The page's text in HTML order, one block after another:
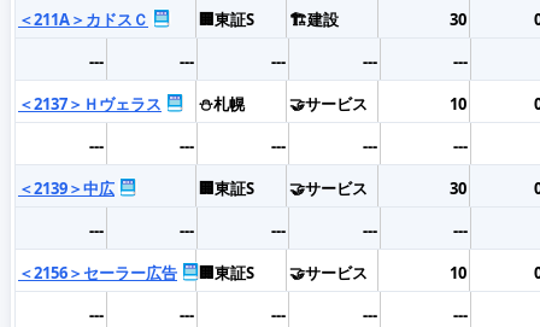
＜211A＞カドスＣ
🏢東証S 🏗️建設 30
---
--- --- ---
---
＜2137＞Ｈヴェラス
⛄札幌 🤝サービス 10
---
--- --- ---
---
＜2139＞中広
🏢東証S 🤝サービス 30
---
--- --- ---
---
＜2156＞セーラー広告
🏢東証S 🤝サービス 10
---
--- --- ---
---